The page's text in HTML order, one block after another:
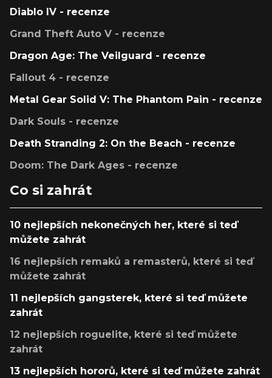
Diablo IV - recenze
Grand Theft Auto V - recenze
Dragon Age: The Veilguard - recenze
Fallout 4 - recenze
Metal Gear Solid V: The Phantom Pain - recenze
Dark Souls - recenze
Death Stranding 2: On the Beach - recenze
Doom: The Dark Ages - recenze
Co si zahrát
10 nejlepších nekonečných her, které si teď
můžete zahrát
16 nejlepších remaků a remasterů, které si teď
můžete zahrát
11 nejlepších gangsterek, které si teď můžete
zahrát
12 nejlepších roguelite, které si teď můžete
zahrát
13 nejlepších hororů, které si teď můžete zahrát